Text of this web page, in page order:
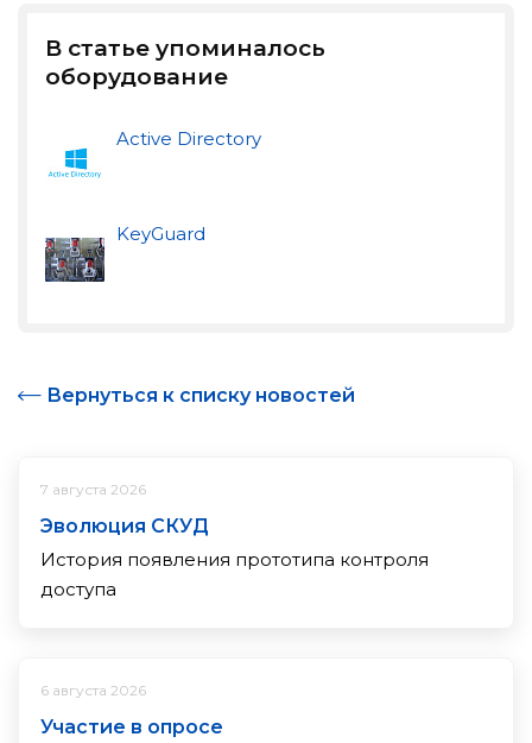
В статье упоминалось
оборудование
Active Directory
KeyGuard
Вернуться к списку новостей
7 августа 2026
Эволюция СКУД
История появления прототипа контроля
доступа
6 августа 2026
Участие в опросе